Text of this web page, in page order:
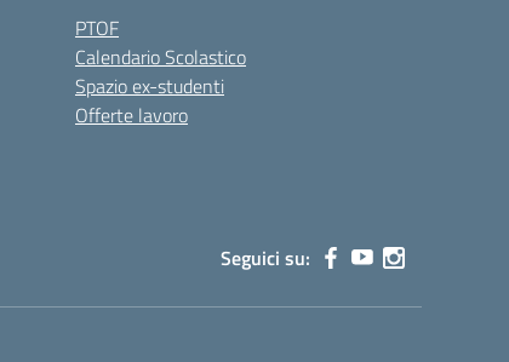
PTOF
Calendario Scolastico
Spazio ex-studenti
Offerte lavoro
Seguici su: